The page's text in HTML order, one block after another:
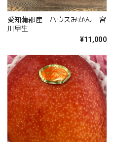
愛知蒲郡産 ハウスみかん 宮
川早生
¥11,000